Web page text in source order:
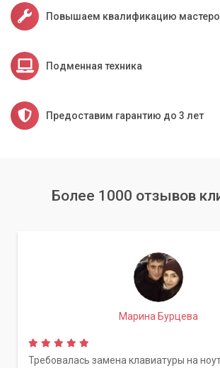
Повышаем квалификацию
Подменная техника
Предоставим гарантию до 3 лет
Более 1000 отзывов
Марина Бурцева
Требовалась замена клавиатуры на